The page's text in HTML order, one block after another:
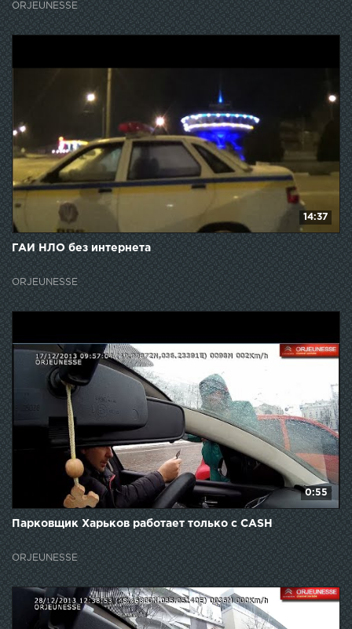
ORJEUNESSE
14:37
ГАИ НЛО без интернета
ORJEUNESSE
0:55
Парковщик Харьков работает только с CASH
ORJEUNESSE